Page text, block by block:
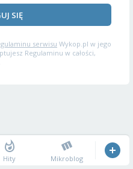
SIĘ
serwisu Wykop.pl w jego
Regulaminu w całości,
Hity Mikroblog